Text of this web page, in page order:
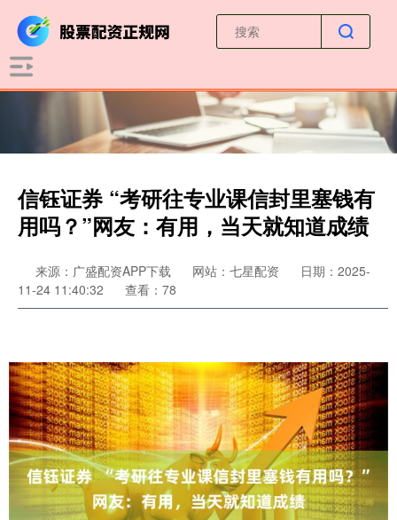
信钰证券 “考研往专业课信封里塞钱有
用吗？”网友：有用，当天就知道成绩
来源：广盛配资APP下载 网站：七星配资
日期：2025-
11-24 11:40:32
查看：78